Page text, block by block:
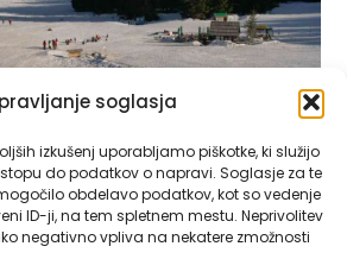
soglasja
izkušenj uporabljamo piškotke, ki služijo
do podatkov o napravi. Soglasje za te
obdelavo podatkov, kot so vedenje
ID-ji, na tem spletnem mestu. Neprivolitev
negativno vpliva na nekatere zmožnosti
je rojstni dan praznoval
je bil naših čestitk in med